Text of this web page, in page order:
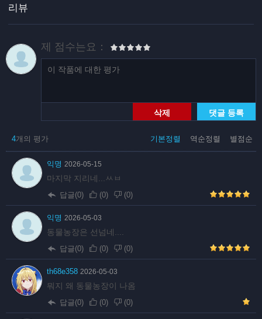
리뷰
제 점수는요：
삭제 댓글 등록
기본정렬 역순정렬 별점순
4개의 평가
익명 2026-05-15
마지막 지리네...ㅆㅂ
답글(0) (0) (0)
익명 2026-05-03
동물농장은 선넘네....
답글(0) (0) (0)
th68e358 2026-05-03
뭐지 왜 동물농장이 나옴
답글(0) (0) (0)